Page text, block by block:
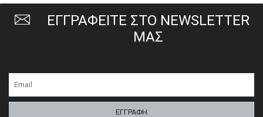
ΕΓΓΡΑΦΕΙΤΕ ΣΤΟ NEWSLETTER
ΜΑΣ